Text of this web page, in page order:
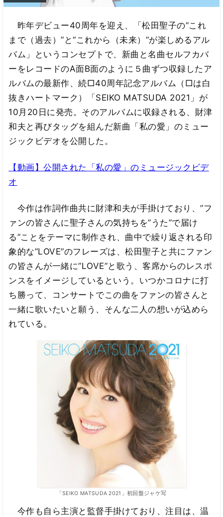
昨年デビュー40周年を迎え、「松田聖子の”これ
まで（過去）”と“これから（未来）”が楽しめるアル
バム」というコンセプトで、新曲と名曲セルフカバ
ーをレコードのA面B面のように５曲ずつ収録したア
ルバムの最新作、続□40周年記念アルバム（□は白
抜きハートマーク）「SEIKO MATSUDA 2021」が
10月20日に発売。そのアルバムに収録される、財津
和夫と再びタッグを組んだ新曲「私の愛」のミュー
ジックビデオを公開した。
【動画】公開された「私の愛」のミュージックビデ
オ
今作は作詞作曲共に財津和夫が手掛けており、”フ
ァンの皆さんに聖子さんの気持ちを”うた”で届け
る”ことをテーマに制作され、曲中で繰り返される印
象的な”LOVE”のフレーズは、松田聖子と共にファン
の皆さんが一緒に”LOVE”と歌う、客席からのレスポ
ンスをイメージしているという。いつかコロナに打
ち勝って、コンサートでこの曲をファンの皆さんと
一緒に歌いたいと願う、そんな二人の想いが込めら
れている。
「SEIKO MATSUDA 2021」初回盤ジャケ写
今作も自ら主演と監督手掛けており、注目は、温